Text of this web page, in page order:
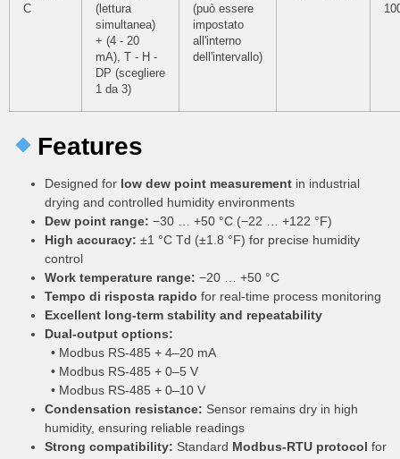
C
(lettura
simultanea)
+ (4 - 20
mA), T - H -
DP (scegliere
1 da 3)
(può essere
impostato
all'interno
dell'intervallo)
Features
Designed for low dew point measurement in industrial
drying and controlled humidity environments
Dew point range: −30 … +50 °C (−22 … +122 °F)
High accuracy: ±1 °C Td (±1.8 °F) for precise humidity
control
Work temperature range: −20 … +50 °C
Tempo di risposta rapido for real-time process monitoring
Excellent long-term stability and repeatability
Dual-output options:
• Modbus RS-485 + 4–20 mA
• Modbus RS-485 + 0–5 V
• Modbus RS-485 + 0–10 V
Condensation resistance: Sensor remains dry in high
humidity, ensuring reliable readings
Strong compatibility: Standard Modbus-RTU protocol for